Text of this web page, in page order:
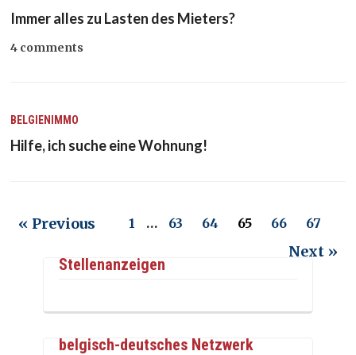
Immer alles zu Lasten des Mieters?
4 comments
BELGIENIMMO
Hilfe, ich suche eine Wohnung!
« Previous 1 … 63 64 65 66 67
Next »
Stellenanzeigen
belgisch-deutsches Netzwerk